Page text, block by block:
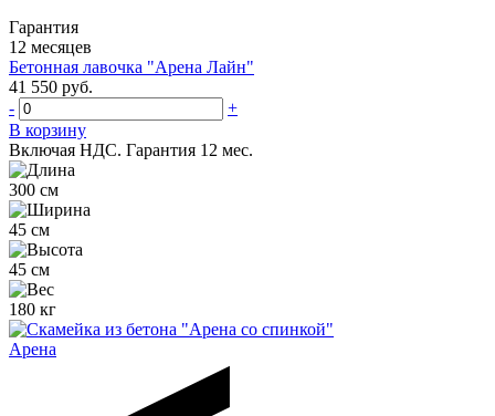
Гарантия
12 месяцев
Бетонная лавочка "Арена Лайн"
41 550 руб.
-
+
В корзину
Включая НДС. Гарантия 12 мес.
300 см
45 см
45 см
180 кг
Арена